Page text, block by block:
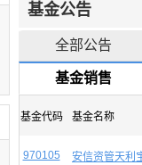
基金公告
全部公告
基金销售
基金代码 基金名称
970105 安信资管天利